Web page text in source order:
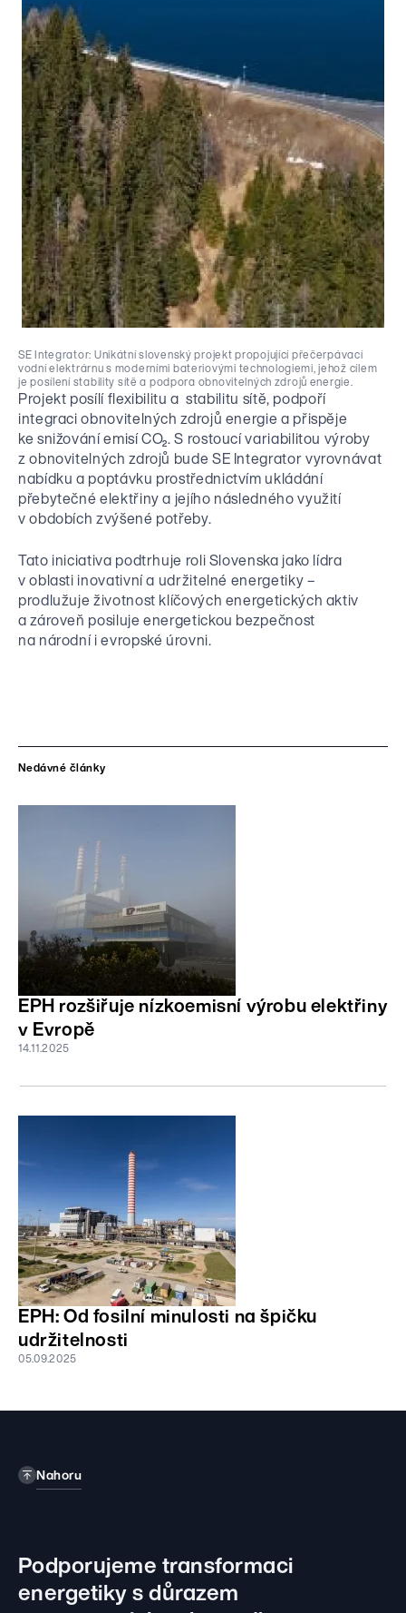
SE Integrator: Unikátní slovenský projekt propojující přečerpávací
vodní elektrárnu s moderními bateriovými technologiemi, jehož cílem
je posílení stability sítě a podpora obnovitelných zdrojů energie.
Projekt posílí flexibilitu a stabilitu sítě, podpoří
integraci obnovitelných zdrojů energie a přispěje
ke snižování emisí CO₂. S rostoucí variabilitou výroby
z obnovitelných zdrojů bude SE Integrator vyrovnávat
nabídku a poptávku prostřednictvím ukládání
přebytečné elektřiny a jejího následného využití
v obdobích zvýšené potřeby.
Tato iniciativa podtrhuje roli Slovenska jako lídra
v oblasti inovativní a udržitelné energetiky –
prodlužuje životnost klíčových energetických aktiv
a zároveň posiluje energetickou bezpečnost
na národní i evropské úrovni.
Nedávné články
EPH rozšiřuje nízkoemisní výrobu elektřiny
v Evropě
14.11.2025
EPH: Od fosilní minulosti na špičku
udržitelnosti
05.09.2025
Nahoru
Podporujeme transformaci
energetiky s důrazem